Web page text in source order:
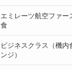
エミレーツ航空ファー
食
ビジネスクラス（機内
ンジ）